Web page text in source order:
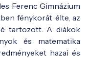
Ferenc Gimnázium
fénykorát élte, az
tartozott. A diákok
és matematika
hazai és